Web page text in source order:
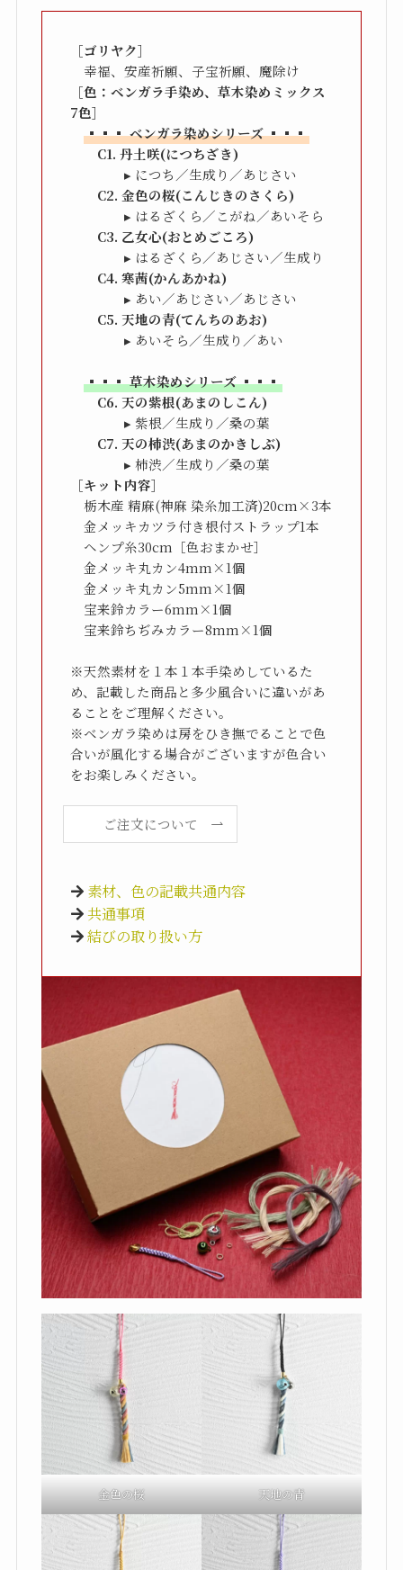
［ゴリヤク］
［色：ベンガラ手染め、草木染めミックス
7色］
▪▪▪ ベンガラ染めシリーズ ▪▪▪
▸ あいそら／生成り／あい
▪▪▪ 草木染めシリーズ ▪▪▪
［キット内容］
栃木産 精麻(神麻 染糸加工済)20cm×3本
金メッキカツラ付き根付ストラップ1本
ヘンプ糸30cm［色おまかせ］
金メッキ丸カン4mm×1個
金メッキ丸カン5mm×1個
宝来鈴カラー6mm×1個
宝来鈴ちぢみカラー8mm×1個
※天然素材を１本１本手染めしているた
め、記載した商品と多少風合いに違いがあ
ることをご理解ください。
※ベンガラ染めは房をひき撫でることで色
合いが風化する場合がございますが色合い
をお楽しみください。
ご注文について
素材、色の記載共通内容
共通事項
結びの取り扱い方
金色の桜 天地の青